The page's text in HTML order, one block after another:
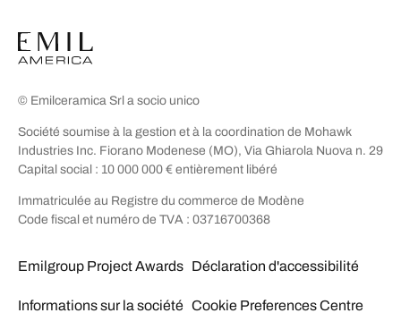
© Emilceramica Srl a socio unico
Société soumise à la gestion et à la coordination de Mohawk
Industries Inc. Fiorano Modenese (MO), Via Ghiarola Nuova n. 29
Capital social : 10 000 000 € entièrement libéré
Immatriculée au Registre du commerce de Modène
Code fiscal et numéro de TVA : 03716700368
Emilgroup Project Awards
Informations sur la société
Déclaration d'accessibilité
Cookie Preferences Centre